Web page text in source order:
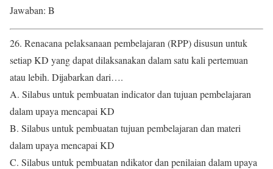
Jawaban: B
26. Renacana pelaksanaan pembelajaran (RPP) disusun untuk
setiap KD yang dapat dilaksanakan dalam satu kali pertemuan
atau lebih. Dijabarkan dari….
A. Silabus untuk pembuatan indicator dan tujuan pembelajaran
dalam upaya mencapai KD
B. Silabus untuk pembuatan tujuan pembelajaran dan materi
dalam upaya mencapai KD
C. Silabus untuk pembuatan ndikator dan penilaian dalam upaya